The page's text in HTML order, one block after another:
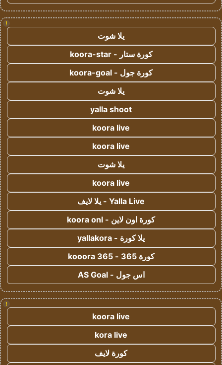
!
يلا شوت
كورة ستار - koora-star
كورة جول - koora-goal
يلا شوت
yalla shoot
koora live
koora live
يلا شوت
koora live
Yalla Live - يلا لايف
كورة اون لاين - koora onl
يلا كورة - yallakora
كورة 365 - kooora 365
اس جول - AS Goal
!
koora live
kora live
كورة لايف